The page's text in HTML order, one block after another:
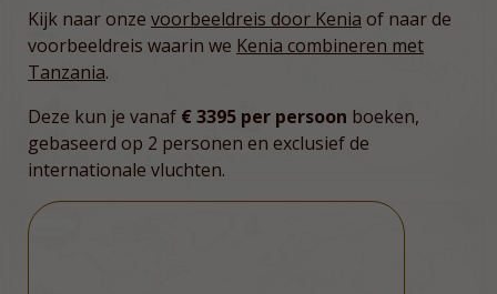
Kijk naar onze voorbeeldreis door Kenia of naar de
voorbeeldreis waarin we Kenia combineren met
Tanzania.
Deze kun je vanaf € 3395 per persoon boeken,
gebaseerd op 2 personen en exclusief de
internationale vluchten.